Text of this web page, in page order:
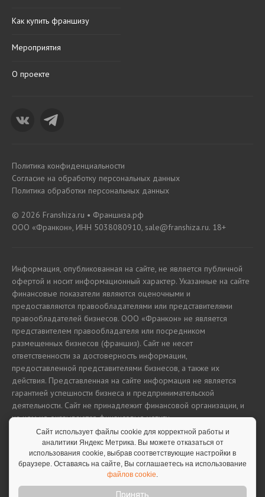
Как купить франшизу
Мероприятия
О проекте
Политика конфиденциальности
Согласие на обработку персональных данных
Политика обработки персональных данных
© 2026 Franshiza.ru • Франшиза.рф
ООО «Франкон», ИНН 5038080910, sale@franshiza.ru. 18+
Информация, опубликованная на сайте, не является публичной
офертой и носит информационный характер. Указанные на сайте
финансовые показатели являются оценочными и
предоставляются правообладателями или представителями
правообладателей бизнесов. ООО «Франкон» не является
представителем правообладателя или посредником
размещенных бизнесов (франшиз). Сайт не несет
ответственности за достоверность информации,
предоставленной представителями бизнесов, а также их
действия. Представленная на сайте информация не является
гарантией успешности бизнеса и предпринимательской
деятельности. Сайт не принадлежит финансовой организации, и
на нем не оказываются финансовые услуги.
Полная версия сайта
Сайт использует файлы cookie для корректной работы и
аналитики Яндекс Метрика. Вы можете отказаться от
использования cookie, выбрав соответствующие настройки в
браузере. Оставаясь на сайте, Вы соглашаетесь на использование
файлов cookie.
Принять